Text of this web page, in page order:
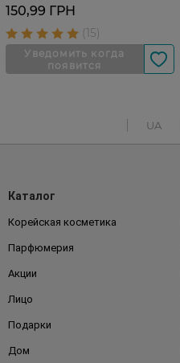
150,99 ГРН
UA
Каталог
Корейская косметика
Парфюмерия
Акции
Лицо
Подарки
Дом